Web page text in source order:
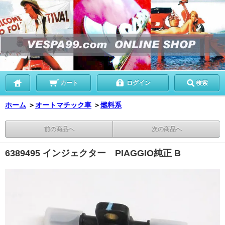
カート ログイン 検索
ホーム ＞オートマチック車 ＞燃料系
前の商品へ 次の商品へ
6389495 インジェクター PIAGGIO純正 B